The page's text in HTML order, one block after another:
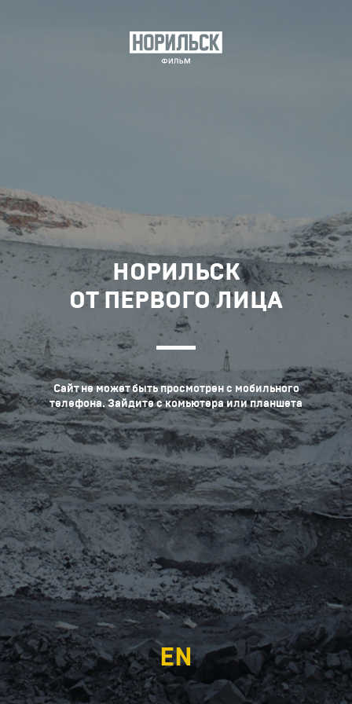
НОРИЛЬСК
ОТ ПЕРВОГО ЛИЦА
Сайт не может быть просмотрен с мобильного
телефона. Зайдите с комьютера или планшета
EN